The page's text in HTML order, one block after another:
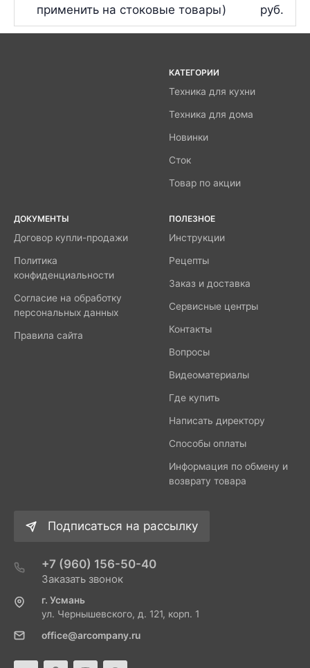
применить на стоковые товары)
руб.
КАТЕГОРИИ
Техника для кухни
Техника для дома
Новинки
Сток
Товар по акции
ДОКУМЕНТЫ
Договор купли-продажи
Политика
конфиденциальности
Согласие на обработку
персональных данных
Правила сайта
ПОЛЕЗНОЕ
Инструкции
Рецепты
Заказ и доставка
Сервисные центры
Контакты
Вопросы
Видеоматериалы
Где купить
Написать директору
Способы оплаты
Информация по обмену и
возврату товара
Подписаться на рассылку
+7 (960) 156-50-40
Заказать звонок
г. Усмань
ул. Чернышевского, д. 121, корп. 1
office@arcompany.ru